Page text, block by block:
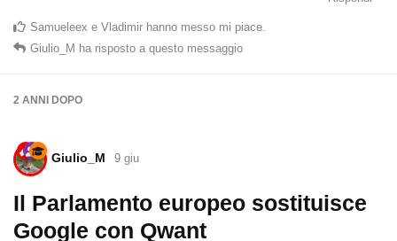
Samueleex e Vladimir hanno messo mi piace
Giulio_M ha risposto a questo messaggio
2 ANNI DOPO
Giulio_M 9 giu
Il Parlamento europeo sostituisce
Google con Qwant